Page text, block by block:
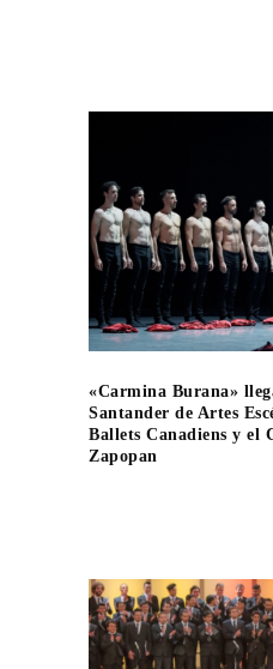
«Carmina Burana»
Santander de Artes
Ballets Canadiens y el
Zapopan